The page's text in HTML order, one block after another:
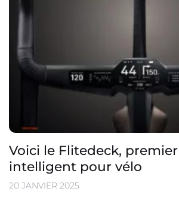
Voici le Flitedeck,
intelligent pour vélo
20 JANVIER 2025